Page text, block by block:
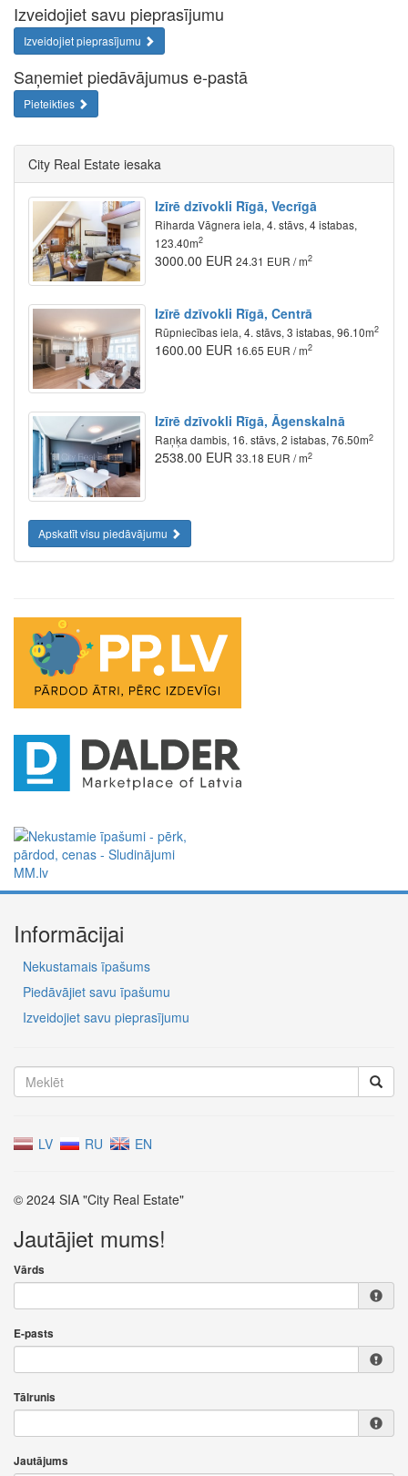
Izveidojiet savu pieprasījumu
Izveidojiet pieprasījumu
Saņemiet piedāvājumus e-pastā
Pieteikties
City Real Estate iesaka
Izīrē dzīvokli Rīgā, Vecrīgā
Riharda Vāgnera iela, 4. stāvs, 4 istabas,
123.40m2
3000.00 EUR 24.31 EUR / m2
Izīrē dzīvokli Rīgā, Centrā
Rūpniecības iela, 4. stāvs, 3 istabas, 96.10m2
1600.00 EUR 16.65 EUR / m2
Izīrē dzīvokli Rīgā, Āgenskalnā
Raņķa dambis, 16. stāvs, 2 istabas, 76.50m2
2538.00 EUR 33.18 EUR / m2
Apskatīt visu piedāvājumu
Informācijai
Nekustamais īpašums
Piedāvājiet savu īpašumu
Izveidojiet savu pieprasījumu
LV RU EN
© 2024 SIA "City Real Estate"
Jautājiet mums!
Vārds
E-pasts
Tālrunis
Jautājums